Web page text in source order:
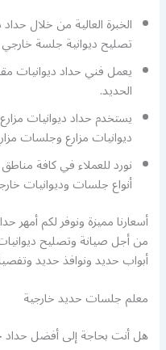
الخبرة العالية من خلال
تصليح ديوانية جلسة
يعمل فني حداد ديوانيات
الحديد.
يستخدم حداد ديوانيات
ديوانيات مزارع وجلسات
نورد للعملاء في كافة
أنواع جلسات وديوانيات
أسعارنا مميزة ونوفر لكم أمهر
من أجل صيانة وتصليح
أبواب حديد ونوافذ حديد
معلم جلسات حديد خارجية
هل أنت بحاجة إلى أفضل